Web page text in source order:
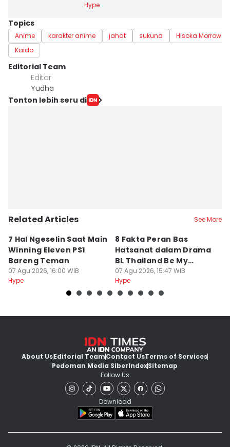
Hype
Topics
Anime karakter anime jahat sukuna
Hisoka Morrow
Kaido
Editorial Team
Editor
Yudha ‎
Tonton lebih seru di
Related Articles See More
7 Hal Ngeselin Saat Main
Winning Eleven PS1
Bareng Teman
07 Agu 2026, 16:00 WIB
Hype
8 Fakta Peran Bas
Hatsanat dalam Drama
BL Thailand Be My
Player Two
07 Agu 2026, 15:47 WIB
Hype
About UsEditorial TeamContact UsTerms of Services
Pedoman Media SiberIndexSitemap
Follow Us
Download